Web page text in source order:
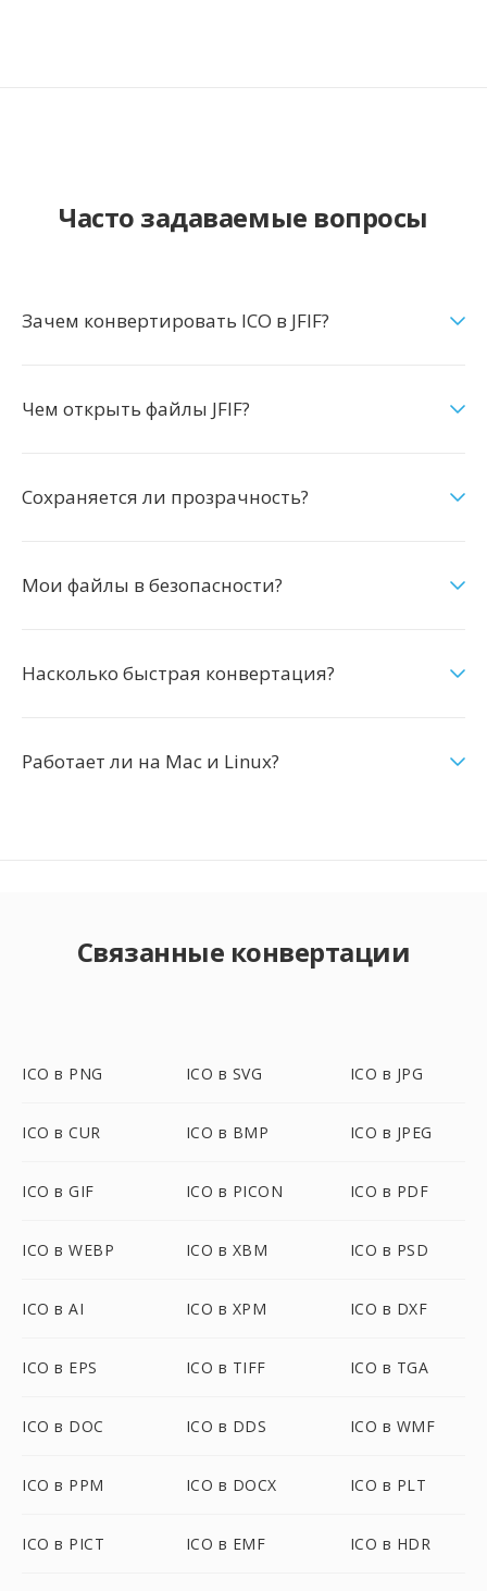
Часто задаваемые вопросы
Зачем конвертировать ICO в JFIF?
Чем открыть файлы JFIF?
Сохраняется ли прозрачность?
Мои файлы в безопасности?
Насколько быстрая конвертация?
Работает ли на Mac и Linux?
Связанные конвертации
ICO в PNG ICO в SVG ICO в JPG
ICO в CUR ICO в BMP ICO в JPEG
ICO в GIF ICO в PICON ICO в PDF
ICO в WEBP ICO в XBM ICO в PSD
ICO в AI ICO в XPM ICO в DXF
ICO в EPS ICO в TIFF ICO в TGA
ICO в DOC ICO в DDS ICO в WMF
ICO в PPM ICO в DOCX ICO в PLT
ICO в PICT ICO в EMF ICO в HDR